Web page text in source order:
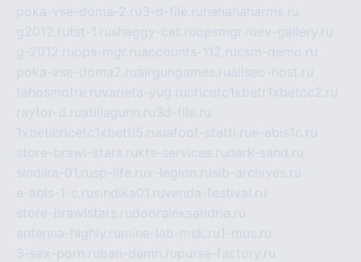
poka-vse-doma-2.ru3-d-file.ru hahahaharms.ru
g2012.rutst-1.rushaggy-cat.ruopsmgr.ruev-gallery.ru
g-2012.ruops-mgr.ruaccounts-112.rucsm-demo.ru
poka-vse-doma2.ruairgungames.ruallseo-host.ru
tehosmotre.ruvarieta-yug.rucricetc1xbetr1xbetcc2.ru
raytor-d.ruatillagunn.ru3d-file.ru
1xbeticricetc1xbetti5.ruuafoot-statti.rue-abis1c.ru
store-brawl-stars.rukts-services.rudark-sand.ru
sindika-01.rusp-life.rux-legion.rusib-archives.ru
e-abis-1-c.rusindika01.ruvenda-festival.ru
store-brawlstars.rudooraleksandria.ru
antenna-highly.ru mine-lab-msk.ru1-mus.ru
3-sex-porn.ruban-damn.rupurse-factory.ru